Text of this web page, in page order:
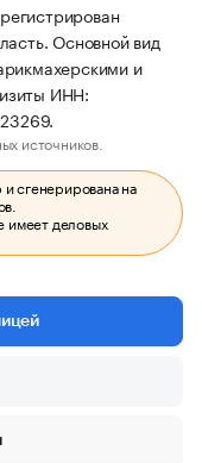
Основной вид
и
ИНН:
источников.
сгенерирована на
имеет деловых